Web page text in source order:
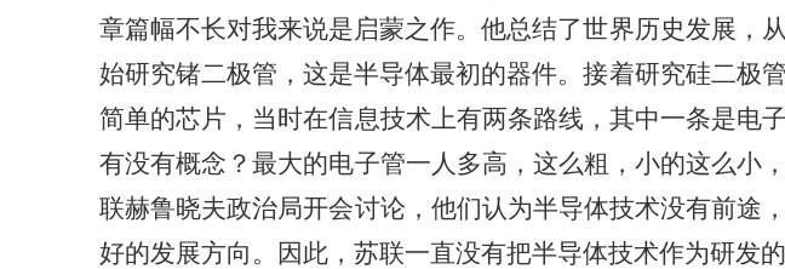
章篇幅不长对我来说是启蒙之作。他总结了世界历史发展，
始研究锗二极管，这是半导体最初的器件。接着研究硅二极
简单的芯片，当时在信息技术上有两条路线，其中一条是电
有没有概念？最大的电子管一人多高，这么粗，小的这么小
联赫鲁晓夫政治局开会讨论 ， 他们认为半导体技术没有前途
好的发展方向。因此，苏联一直没有把半导体技术作为研发的